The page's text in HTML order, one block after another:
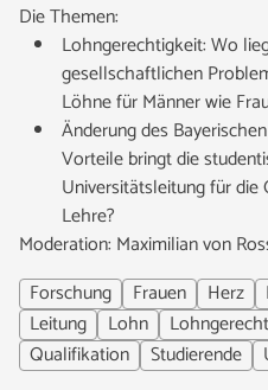
Die Themen:
Lohngerechtigkeit: Wo
gesellschaftlichen
Löhne für Männer wie
Änderung des
Vorteile bringt die
Universitätsleitung für
Lehre?
Moderation: Maximilian von
Forschung
Frauen Herz
Leitung
Lohn
Qualifikation
Studierende